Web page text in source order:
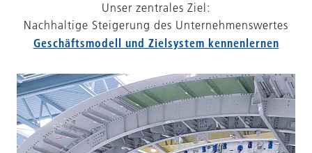
Unser zentrales Ziel:
Nachhaltige Steigerung des Unternehmenswertes
Geschäftsmodell und Zielsystem kennenlernen